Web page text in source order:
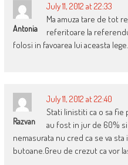
Antonia
July 11, 2012 at 22:33
Ma amuza tare de tot
referitoare la
folosi in favoarea lui aceasta lege.
Razvan
July 11, 2012 at 22:40
Stati linistiti ca o sa fie
au fost in jur de 60%
nemasurata nu cred ca se va sta
butoane.Greu de crezut ca vor